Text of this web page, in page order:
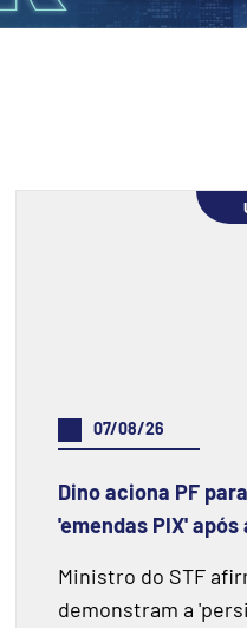
07/08/26
Dino aciona PF
'emendas PIX'
milhões e fraudes
Ministro do STF
demonstram a